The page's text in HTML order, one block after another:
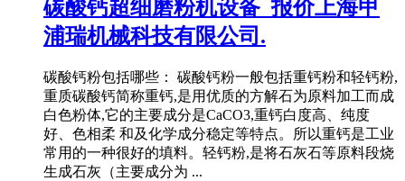
碳酸钙超细磨粉机设备_报价上海甲
浦瑞机械科技有限公司.
碳酸钙粉包括哪些： 碳酸钙粉一般包括重钙粉和轻钙粉,
重质碳酸钙简称重钙,是用优质的方解石为原料加工而成
白色粉体,它的主要成分是CaCO3,重钙白度高、纯度
好、色相柔 和及化学成分稳定等特点。所以重钙是工业
常用的一种很好的填料。轻钙粉,是将石灰石等原料段烧
生成石灰（主要成分为 ...